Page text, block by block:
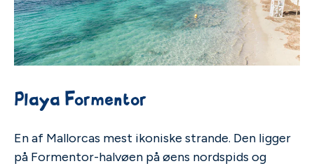
Playa Formentor
En af Mallorcas mest ikoniske strande. Den ligger
på Formentor-halvøen på øens nordspids og